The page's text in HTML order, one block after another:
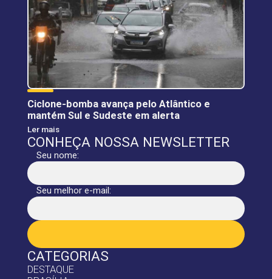
CATEGORIAS
DESTAQUE
Ciclone-bomba avança pelo Atlântico e
mantém Sul e Sudeste em alerta
Ler mais
CONHEÇA NOSSA NEWSLETTER
Seu nome:
Seu melhor e-mail: